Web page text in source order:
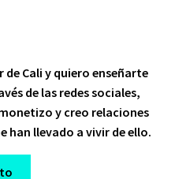
Cali y quiero enseñarte
de las redes sociales,
y creo relaciones
han llevado a vivir de ello.